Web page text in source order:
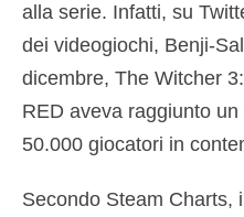
alla serie. Infatti, su
dei videogiochi, Benji-
dicembre, The Witcher
RED aveva raggiunto
50.000 giocatori in
Secondo Steam Charts,